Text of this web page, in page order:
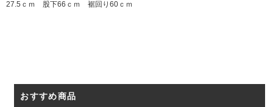
27.5ｃｍ 股下66ｃｍ 裾回り60ｃｍ
おすすめ商品